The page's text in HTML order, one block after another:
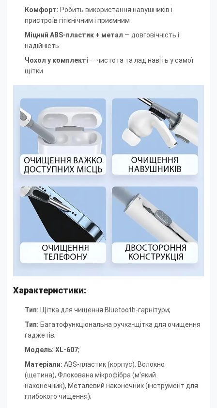
Комфорт: Робить використання навушників і
пристроїв гігієнічним і приємним
Міцний ABS-пластик + метал — довговічність і
надійність
Чохол у комплекті — чистота та лад навіть у самої
щітки
Характеристики:
Тип: Щітка для чищення Bluetooth-гарнітури;
Тип: Багатофункціональна ручка-щітка для очищення
ґаджетів;
Модель: XL-607;
Матеріали: ABS-пластик (корпус), Волокно
(щетина), Флокована мікрофібра (м'який
наконечник), Металевий наконечник (інструмент для
глибокого чищення);